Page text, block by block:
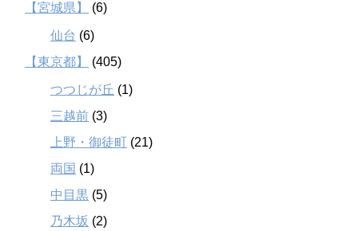
【宮城県】
(6)
仙台 (6)
【東京都】
(405)
つつじが丘 (1)
三越前 (3)
上野・御徒町 (21)
両国 (1)
中目黒 (5)
乃木坂 (2)